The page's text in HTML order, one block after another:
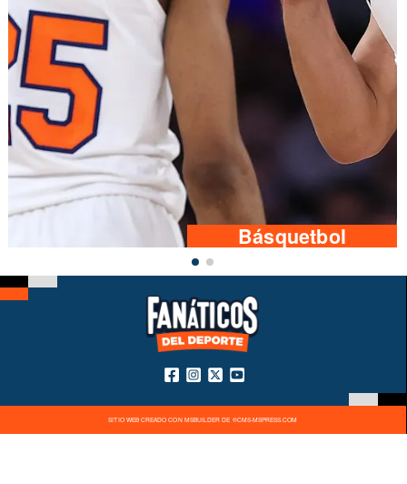
Básquetbol
SITIO WEB CREADO CON MSBUILDER DE ®CMS-MSPRESS.COM